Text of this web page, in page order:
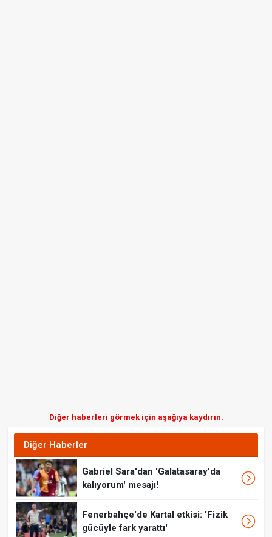
Diğer haberleri görmek için aşağıya kaydırın.
Diğer Haberler
Gabriel Sara'dan 'Galatasaray'da
kalıyorum' mesajı!
Fenerbahçe'de Kartal etkisi: 'Fizik
gücüyle fark yarattı'